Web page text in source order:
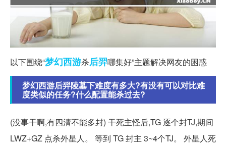
以下围绕“梦幻西游杀后羿哪集好”主题解决网友的困惑
梦幻西游后羿陵墓下难度有多大?有没有可以对比难
度类似的任务?什么配置能杀过去?
(没事干啊,有四清不能多封) 干死主怪后,TG 逐个封TJ,期间
LWZ+GZ 点杀外星人。 等到 TG 封主 3~4个TJ。 外星人死